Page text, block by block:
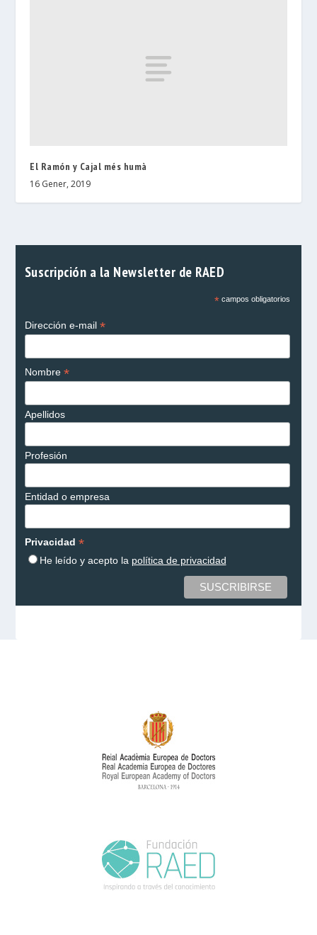
El Ramón y Cajal més humà
16 Gener, 2019
Suscripción a la Newsletter de RAED
*campos obligatorios
Dirección e-mail *
Nombre *
Apellidos
Profesión
Entidad o empresa
Privacidad *
He leído y acepto la política de privacidad